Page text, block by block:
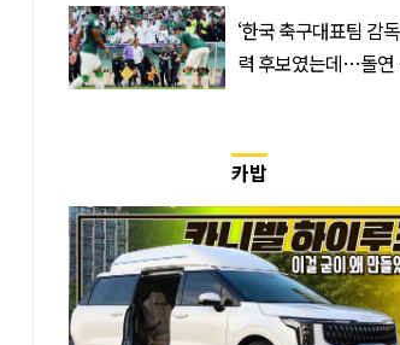
‘한국 축구대표팀 감
력 후보였는데…돌연
카밥